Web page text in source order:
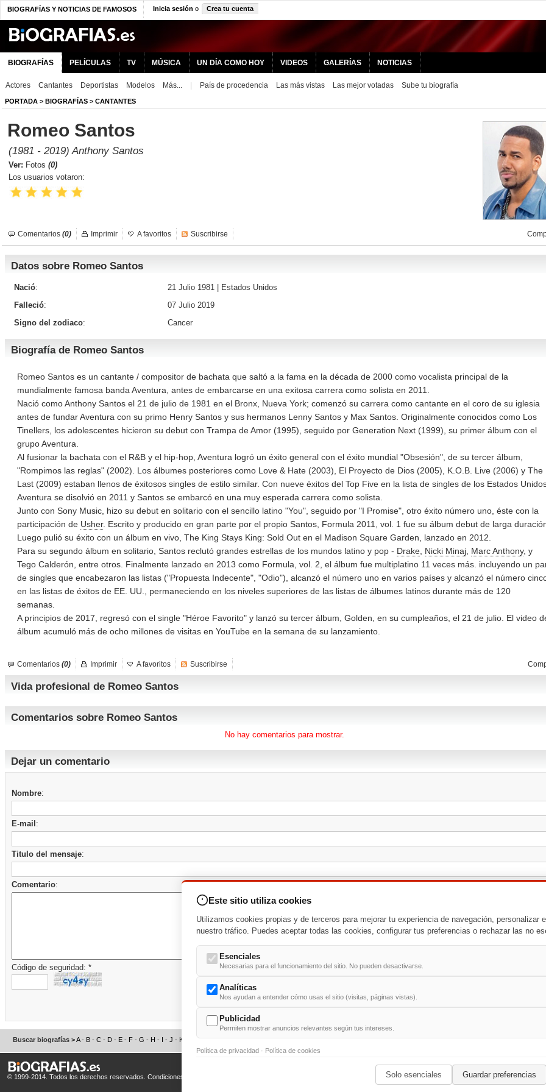
BIOGRAFÍAS Y NOTICIAS DE FAMOSOS Inicia sesión o Crea tu cuenta
BIOGRAFÍAS PELÍCULAS TV MÚSICA UN DÍA COMO HOY VIDEOS GALERÍAS NOTICIAS
Actores Cantantes Deportistas Modelos Más... País de procedencia Las más vistas Las mejor votadas Sube tu biografía
PORTADA > BIOGRAFÍAS > CANTANTES
Romeo Santos
(1981 - 2019) Anthony Santos
Ver: Fotos (0)
Los usuarios votaron:
Comentarios (0) Imprimir A favoritos Suscribirse
Datos sobre Romeo Santos
Nació: 21 Julio 1981 |
Estados Unidos
Falleció:
07 Julio 2019
Signo del zodiaco: Cancer
Biografía de Romeo Santos
Romeo Santos es un cantante / compositor de bachata que saltó a la fama en la década de 2000 como vocalista principal de la
mundialmente famosa banda Aventura, antes de embarcarse en una exitosa carrera como solista en 2011.
Nació como Anthony Santos el 21 de julio de 1981 en el Bronx, Nueva York; comenzó su carrera como cantante en el coro de su iglesia
antes de fundar Aventura con su primo Henry Santos y sus hermanos Lenny Santos y Max Santos. Originalmente conocidos como Los
Tinellers, los adolescentes hicieron su debut con Trampa de Amor (1995), seguido por Generation Next (1999), su primer álbum con el
grupo Aventura.
Al fusionar la bachata con el R&B y el hip-hop, Aventura logró un éxito general con el éxito mundial "Obsesión", de su tercer álbum,
"Rompimos las reglas" (2002). Los álbumes posteriores como Love & Hate (2003), El Proyecto de Dios (2005), K.O.B. Live (2006) y The
Last (2009) estaban llenos de éxitosos singles de estilo similar. Con nueve éxitos del Top Five en la lista de singles de los Estados
Aventura se disolvió en 2011 y Santos se embarcó en una muy esperada carrera como solista.
Junto con Sony Music, hizo su debut en solitario con el sencillo latino "You", seguido por "I Promise", otro éxito número uno, éste con la
participación de Usher. Escrito y producido en gran parte por el propio Santos, Formula 2011, vol. 1 fue su álbum debut de larga
Luego pulió su éxito con un álbum en vivo, The King Stays King: Sold Out en el Madison Square Garden, lanzado en 2012.
Para su segundo álbum en solitario, Santos reclutó grandes estrellas de los mundos latino y pop - Drake Nicki Minaj Marc Anthony, y
Tego Calderón, entre otros. Finalmente lanzado en 2013 como Formula, vol. 2, el álbum fue multiplatino 11 veces más. incluyendo un
de singles que encabezaron las listas ("Propuesta Indecente", "Odio"), alcanzó el número uno en varios países y alcanzó el número
en las listas de éxitos de EE. UU., permaneciendo en los niveles superiores de las listas de álbumes latinos durante más de 120
semanas.
A principios de 2017, regresó con el single "Héroe Favorito" y lanzó su tercer álbum, Golden, en su cumpleaños, el 21 de julio. El video
álbum acumuló más de ocho millones de visitas en YouTube en la semana de su lanzamiento.
Comentarios (0) Imprimir A favoritos Suscribirse
Vida profesional de Romeo Santos
Comentarios sobre Romeo Santos
No hay comentarios para mostrar.
Dejar un comentario
Nombre:
E-mail :
Titulo del mensaje:
Comentario:
Código de seguridad: *
Buscar biografías >A- B - C - D - E - F - G - H - I - J - K M-N-O-P-Q-R-S-T-U-V-W-X-Y-Z
© 1999-2014. Todos los derechos reservados. Condiciones de uso
Este sitio utiliza cookies
Utilizamos cookies propias y de terceros para mejorar tu experiencia de navegación, personalizar
nuestro tráfico. Puedes aceptar todas las cookies, configurar tus preferencias o rechazar las no
Esenciales
Necesarias para el funcionamiento del sitio. No pueden desactivarse.
Analíticas
Nos ayudan a entender cómo usas el sitio (visitas, páginas vistas).
Publicidad
Permiten mostrar anuncios relevantes según tus intereses.
Política de privacidad · Política de cookies
Solo esenciales Guardar preferencias